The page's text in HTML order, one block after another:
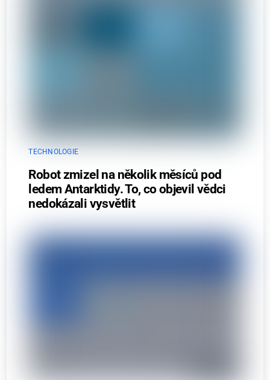
TECHNOLOGIE
Robot zmizel na několik měsíců pod
ledem Antarktidy. To, co objevil vědci
nedokázali vysvětlit